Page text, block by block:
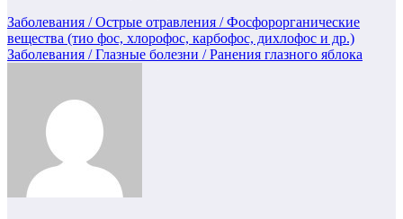
Навигация
по
Заболевания / Острые отравления / Фосфорорганические
вещества (тио фос, хлорофос, карбофос, дихлофос и др.)
Заболевания / Глазные болезни / Ранения глазного яблока